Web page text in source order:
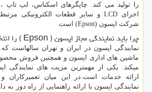
را تولید می کند. چاپگرهای اسکناس، لپ تاپ
اجزای LCDو سایر قطعات الکترونیکی مرتبط
شرکت اپسون (Epson) است.
چرا باید نمایندگی مجاز اپسون (Epson) را
نمایندگی اپسون در ایران و تهران سالهاست که
ماشین های اداری اپسون و همچنین فروش
میکند. یکی از مهمترین مزیت های نمایندگی
ارائه خدمات است.در این میان تعمیرکاران
نمایندگی اپسون با ارائه راهنمایی از راه دور به